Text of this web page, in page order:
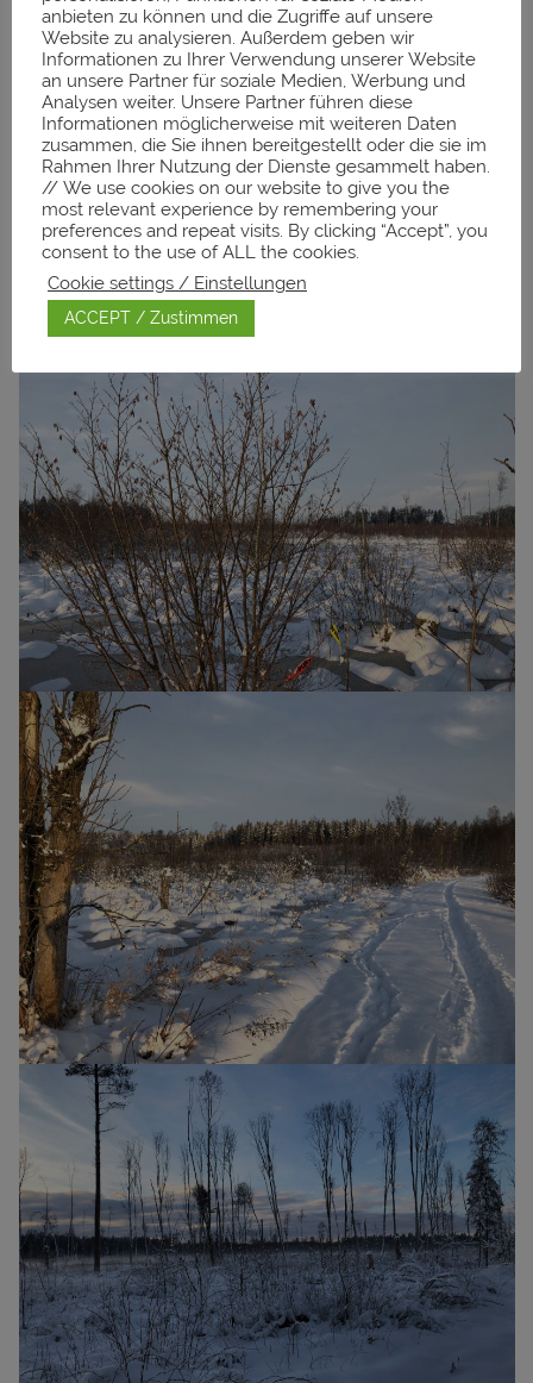
anbieten zu können und die Zugriffe auf unsere
Website zu analysieren. Außerdem geben wir
Informationen zu Ihrer Verwendung unserer Website
an unsere Partner für soziale Medien, Werbung und
Analysen weiter. Unsere Partner führen diese
Informationen möglicherweise mit weiteren Daten
zusammen, die Sie ihnen bereitgestellt oder die sie im
Rahmen Ihrer Nutzung der Dienste gesammelt haben.
// We use cookies on our website to give you the
most relevant experience by remembering your
preferences and repeat visits. By clicking “Accept”, you
consent to the use of ALL the cookies.
Cookie settings / Einstellungen
ACCEPT / Zustimmen